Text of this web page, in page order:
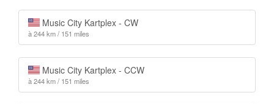
Music City Kartplex - CW
à 244 km / 151 miles
Music City Kartplex - CCW
à 244 km / 151 miles